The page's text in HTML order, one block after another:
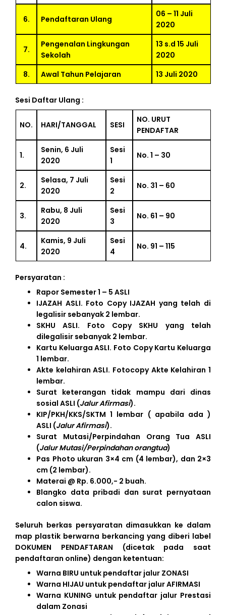
6. Pendaftaran Ulang
06 – 11 Juli
2020
7.
Pengenalan Lingkungan
Sekolah
13 s.d 15 Juli
2020
8.
Awal Tahun Pelajaran 13 Juli 2020
Sesi Daftar Ulang :
NO. HARI/TANGGAL SESI
NO. URUT
PENDAFTAR
1.
Senin, 6 Juli
2020
Sesi
1
No. 1 – 30
2.
Selasa, 7 Juli
2020
Sesi
2
No. 31 – 60
3.
Rabu, 8 Juli
2020
Sesi
3
No. 61 – 90
4.
Kamis, 9 Juli
2020
Sesi
4
No. 91 – 115
Persyaratan :
Rapor Semester 1 – 5 ASLI
IJAZAH ASLI. Foto Copy IJAZAH yang telah di
legalisir sebanyak 2 lembar.
SKHU ASLI. Foto Copy SKHU yang telah
dilegalisir sebanyak 2 lembar.
Kartu Keluarga ASLI. Foto Copy Kartu Keluarga
1 lembar.
Akte kelahiran ASLI. Fotocopy Akte Kelahiran 1
lembar.
Surat keterangan tidak mampu dari dinas
sosial ASLI (Jalur Afirmasi).
KIP/PKH/KKS/SKTM 1 lembar ( apabila ada )
ASLI (Jalur Afirmasi).
Surat Mutasi/Perpindahan Orang Tua ASLI
(Jalur Mutasi/Perpindahan orangtua)
Pas Photo ukuran 3×4 cm (4 lembar), dan 2×3
cm (2 lembar).
Materai @ Rp. 6.000,- 2 buah.
Blangko data pribadi dan surat pernyataan
calon siswa.
Seluruh berkas persyaratan dimasukkan ke dalam
map plastik berwarna berkancing yang diberi label
DOKUMEN PENDAFTARAN (dicetak pada saat
pendaftaran online) dengan ketentuan:
Warna BIRU untuk pendaftar jalur ZONASI
Warna HIJAU untuk pendaftar jalur AFIRMASI
Warna KUNING untuk pendaftar jalur Prestasi
dalam Zonasi